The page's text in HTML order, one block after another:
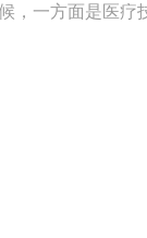
，一方面是医疗